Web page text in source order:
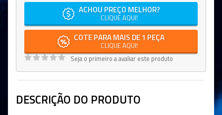
ACHOU PREÇO MELHOR?
CLIQUE AQUI!
COTE PARA MAIS DE 1 PEÇA
CLIQUE AQUI!
Seja o primeiro a avaliar este produto
DESCRIÇÃO DO PRODUTO